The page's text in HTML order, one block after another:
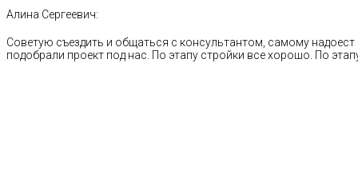
Алина Сергеевич:
Советую съездить и общаться с консультантом, самому
подобрали проект под нас. По этапу стройки все хорошо. По